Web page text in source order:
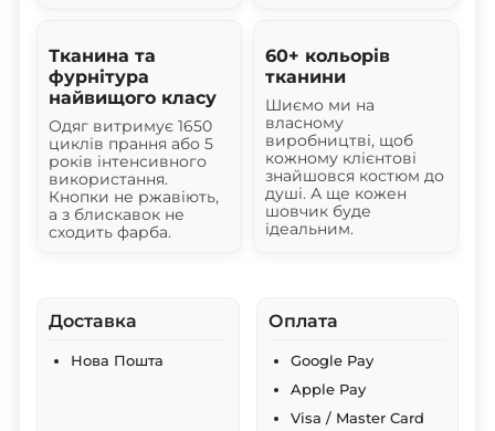
Тканина та
фурнітура
найвищого класу
Одяг витримує 1650
циклів прання або 5
років інтенсивного
використання.
Кнопки не ржавіють,
а з блискавок не
сходить фарба.
60+ кольорів
тканини
Шиємо ми на
власному
виробництві, щоб
кожному клієнтові
знайшовся костюм до
душі. А ще кожен
шовчик буде
ідеальним.
Доставка
Нова Пошта
Оплата
Google Pay
Apple Pay
Visa / Master Card